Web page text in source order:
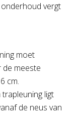
vergt
moet
de meeste
cm.
ligt
de neus van